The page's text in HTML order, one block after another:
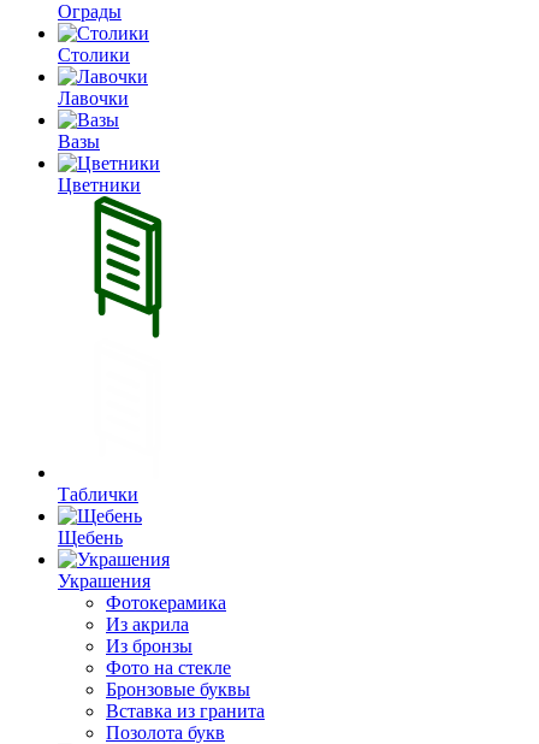
Ограды
Столики
Лавочки
Вазы
Цветники
Таблички
Щебень
Украшения
Фотокерамика
Из акрила
Из бронзы
Фото на стекле
Бронзовые буквы
Вставка из гранита
Позолота букв